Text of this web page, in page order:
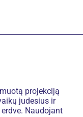
projekciją
judesius ir
Naudojant